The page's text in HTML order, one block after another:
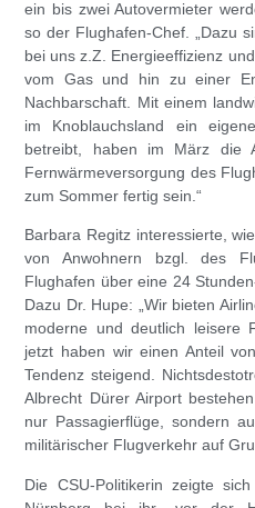
ein bis zwei Autovermieter
so der Flughafen-Chef. „Dazu
bei uns z.Z. Energieeffizienz
vom Gas und hin zu einer
Nachbarschaft. Mit einem
im Knoblauchsland ein
betreibt, haben im März die
Fernwärmeversorgung des
zum Sommer fertig sein.“
Barbara Regitz interessierte,
von Anwohnern bzgl. des
Flughafen über eine 24
Dazu Dr. Hupe: „Wir bieten
moderne und deutlich leisere
jetzt haben wir einen Anteil
Tendenz steigend.
Albrecht Dürer Airport
nur Passagierflüge, sondern
militärischer Flugverkehr auf
Die CSU-Politikerin zeigte